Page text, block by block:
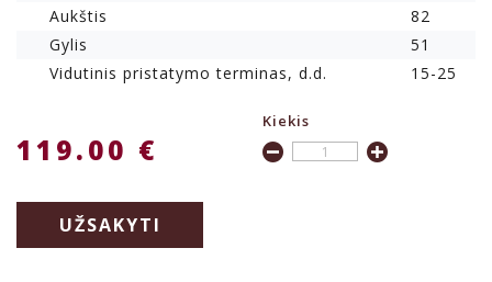
Aukštis
82
Gylis
51
Vidutinis pristatymo terminas, d.d.
15-25
119.00 €
Kiekis
UŽSAKYTI